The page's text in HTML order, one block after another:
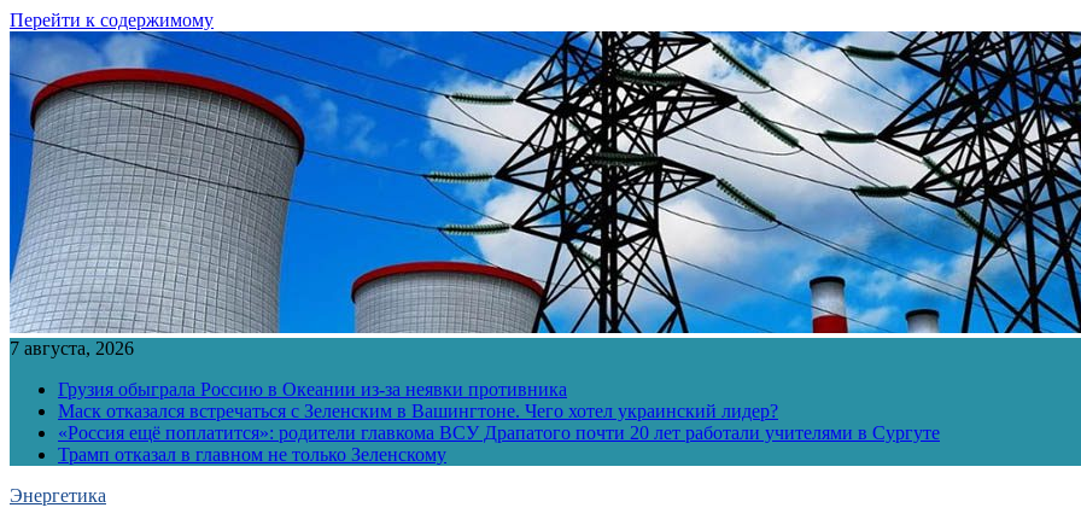
Перейти к содержимому
7 августа, 2026
Грузия обыграла Россию в Океании из-за неявки противника
Маск отказался встречаться с Зеленским в Вашингтоне. Чего хотел украинский лидер?
«Россия ещё поплатится»: родители главкома ВСУ Драпатого почти 20 лет работали учителями в Сургуте
Трамп отказал в главном не только Зеленскому
Энергетика